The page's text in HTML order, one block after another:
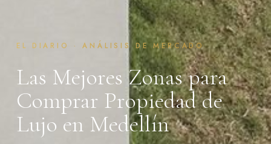
EL DIARIO · ANÁLISIS DE MERCADO
Las Mejores Zonas para
Comprar Propiedad de
Lujo en Medellín